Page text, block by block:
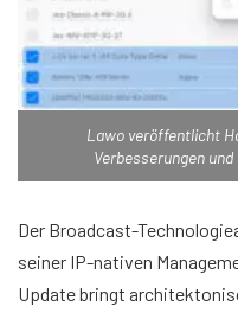
Lawo veröffentlicht
Verbesserungen
Der Broadcast-
seiner IP-nativen
Update bringt